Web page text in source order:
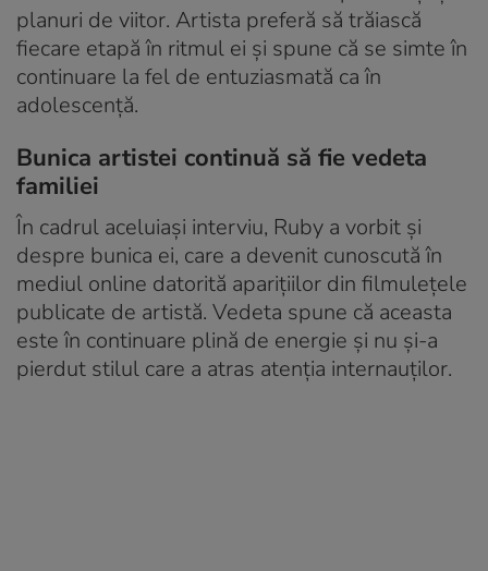
planuri de viitor. Artista preferă să trăiască
fiecare etapă în ritmul ei și spune că se simte în
continuare la fel de entuziasmată ca în
adolescență.
Bunica artistei continuă să fie vedeta
familiei
În cadrul aceluiași interviu, Ruby a vorbit și
despre bunica ei, care a devenit cunoscută în
mediul online datorită aparițiilor din filmulețele
publicate de artistă. Vedeta spune că aceasta
este în continuare plină de energie și nu și-a
pierdut stilul care a atras atenția internauților.